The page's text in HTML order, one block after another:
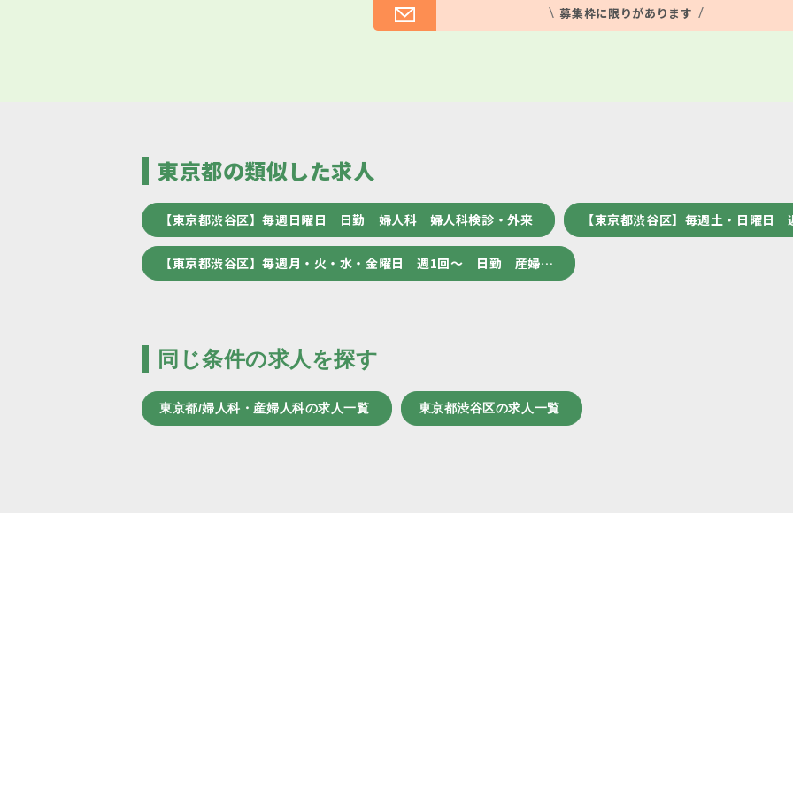
募集枠に限りがあります
東京都の類似した求人
【東京都渋谷区】毎週日曜日 日勤 婦人科 婦人科検診・外来 【東京都渋谷区】毎週土・日曜
【東京都渋谷区】毎週月・火・水・金曜日 週1回～ 日勤 産婦…
同じ条件の求人を探す
東京都/婦人科・産婦人科の求人一覧 東京都渋谷区の求人一覧